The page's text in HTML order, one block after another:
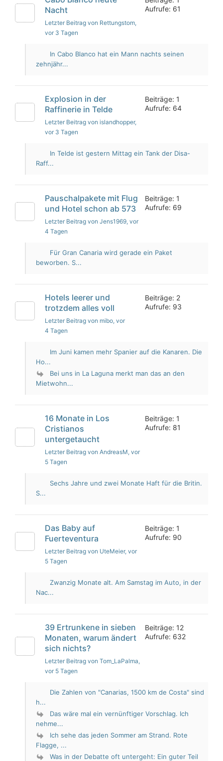
Nacht
Letzter Beitrag von Rettungstom,
vor 3 Tagen
Aufrufe: 61
In Cabo Blanco hat ein Mann nachts seinen
zehnjähr...
Explosion in der
Raffinerie in Telde
Letzter Beitrag von islandhopper,
vor 3 Tagen
Beiträge: 1
Aufrufe: 64
In Telde ist gestern Mittag ein Tank der Disa-
Raff...
Pauschalpakete mit Flug
und Hotel schon ab 573
Letzter Beitrag von Jens1969, vor
4 Tagen
Beiträge: 1
Aufrufe: 69
Für Gran Canaria wird gerade ein Paket
beworben. S...
Hotels leerer und
trotzdem alles voll
Letzter Beitrag von mibo, vor
4 Tagen
Beiträge: 2
Aufrufe: 93
Im Juni kamen mehr Spanier auf die Kanaren. Die
Ho...
Bei uns in La Laguna merkt man das an den
Mietwohn...
16 Monate in Los
Cristianos
untergetaucht
Letzter Beitrag von AndreasM, vor
5 Tagen
Beiträge: 1
Aufrufe: 81
Sechs Jahre und zwei Monate Haft für die Britin.
S...
Das Baby auf
Fuerteventura
Letzter Beitrag von UteMeier, vor
5 Tagen
Beiträge: 1
Aufrufe: 90
Zwanzig Monate alt. Am Samstag im Auto, in der
Nac...
39 Ertrunkene in sieben
Monaten, warum ändert
sich nichts?
Letzter Beitrag von Tom_LaPalma,
vor 5 Tagen
Beiträge: 12
Aufrufe: 632
Die Zahlen von "Canarias, 1500 km de Costa" sind
h...
Das wäre mal ein vernünftiger Vorschlag. Ich
nehme...
Ich sehe das jeden Sommer am Strand. Rote
Flagge, ...
Was in der Debatte oft untergeht: Ein guter Teil